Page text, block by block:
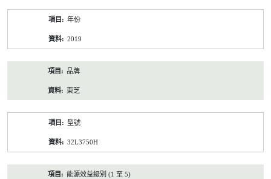
年份
2019
品牌
東芝
型號
32L3750H
能源效益級別 (1 至 5)